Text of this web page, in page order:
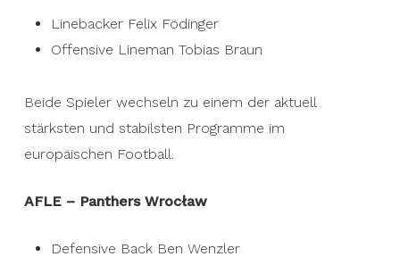
Linebacker Felix Födinger
Offensive Lineman Tobias Braun
Beide Spieler wechseln zu einem der aktuell
stärksten und stabilsten Programme im
europäischen Football.
AFLE – Panthers Wrocław
Defensive Back Ben Wenzler